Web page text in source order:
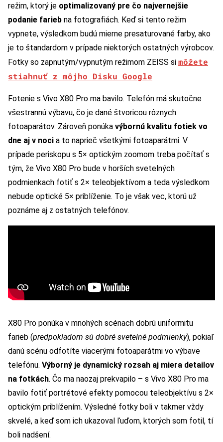
režim, ktorý je optimalizovaný pre čo najvernejšie
podanie farieb na fotografiách. Keď si tento režim
vypnete, výsledkom budú mierne presaturované farby, ako
je to štandardom v prípade niektorých ostatných výrobcov.
Fotky so zapnutým/vypnutým režimom ZEISS si môžete
stiahnuť z môjho Disku Google
Fotenie s Vivo X80 Pro ma bavilo. Telefón má skutočne
všestrannú výbavu, čo je dané štvoricou rôznych
fotoaparátov. Zároveň ponúka výbornú kvalitu fotiek vo
dne aj v noci a to naprieč všetkými fotoaparátmi. V
prípade periskopu s 5× optickým zoomom treba počítať s
tým, že Vivo X80 Pro bude v horších svetelných
podmienkach fotiť s 2× teleobjektívom a teda výsledkom
nebude optické 5× priblíženie. To je však vec, ktorú už
poznáme aj z ostatných telefónov.
X80 Pro ponúka v mnohých scénach dobrú uniformitu
farieb (predpokladom sú dobré svetelné podmienky), pokiaľ
danú scénu odfotíte viacerými fotoaparátmi vo výbave
telefónu. Výborný je dynamický rozsah aj miera detailov
na fotkách. Čo ma naozaj prekvapilo – s Vivo X80 Pro ma
bavilo fotiť portrétové efekty pomocou teleobjektívu s 2×
optickým priblížením. Výsledné fotky boli v takmer vždy
skvelé, a keď som ich ukazoval ľuďom, ktorých som fotil, tí
boli nadšení.